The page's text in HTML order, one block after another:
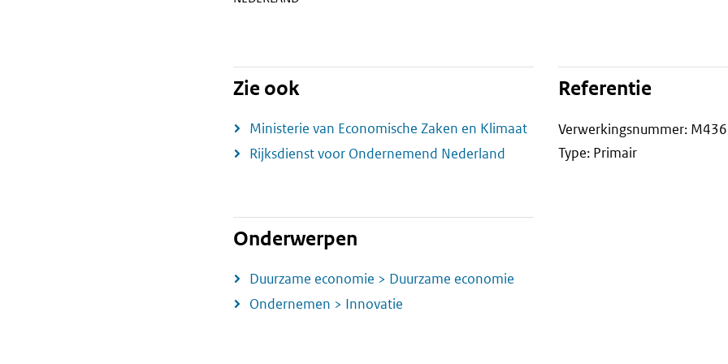
Zie ook
Ministerie van Economische Zaken en Klimaat
Rijksdienst voor Ondernemend Nederland
Referentie
Verwerkingsnummer:
Type: Primair
Onderwerpen
Duurzame economie > Duurzame economie
Ondernemen > Innovatie